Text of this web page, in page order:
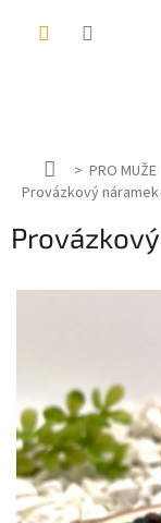
D
o
ů
PRO MUŽE
Provázkový